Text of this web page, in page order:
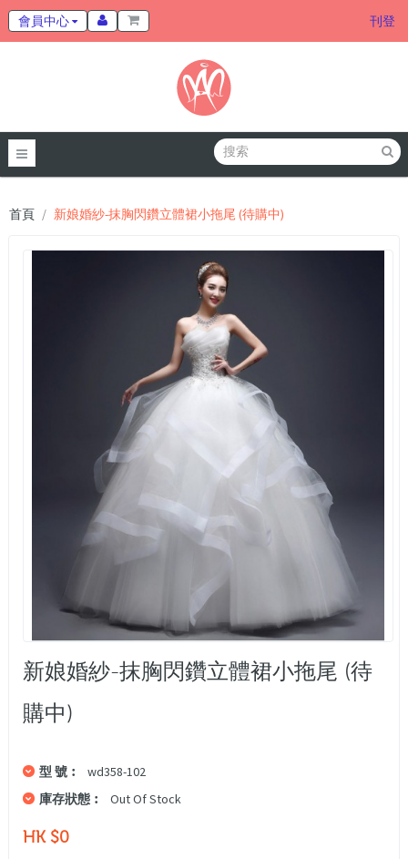
會員中心 刊登
首頁 新娘婚紗-抹胸閃鑽立體裙小拖尾 (待購中)
新娘婚紗-抹胸閃鑽立體裙小拖尾 (待
購中)
型 號︰
wd358-102
庫存狀態︰
Out Of Stock
HK $0